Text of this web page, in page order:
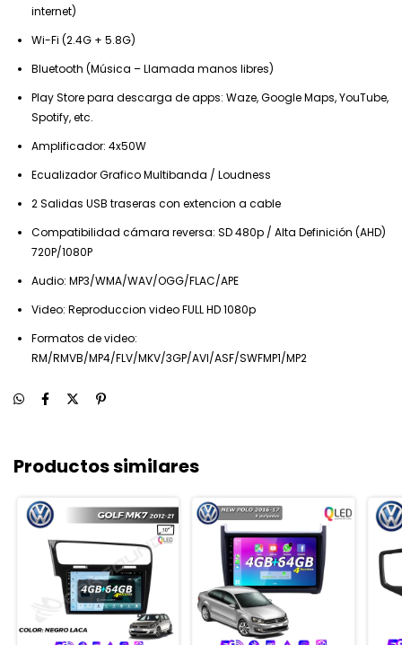
internet)
Wi-Fi (2.4G + 5.8G)
Bluetooth (Música – Llamada manos libres)
Play Store para descarga de apps: Waze, Google Maps, YouTube,
Spotify, etc.
Amplificador: 4x50W
Ecualizador Grafico Multibanda / Loudness
2 Salidas USB traseras con extencion a cable
Compatibilidad cámara reversa: SD 480p / Alta Definición (AHD)
720P/1080P
Audio: MP3/WMA/WAV/OGG/FLAC/APE
Video: Reproduccion video FULL HD 1080p
Formatos de video:
RM/RMVB/MP4/FLV/MKV/3GP/AVI/ASF/SWFMP1/MP2
Productos similares